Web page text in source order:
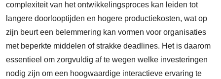
complexiteit van het ontwikkelingsproces kan leiden tot
langere doorlooptijden en hogere productiekosten, wat op
zijn beurt een belemmering kan vormen voor organisaties
met beperkte middelen of strakke deadlines. Het is daarom
essentieel om zorgvuldig af te wegen welke investeringen
nodig zijn om een hoogwaardige interactieve ervaring te